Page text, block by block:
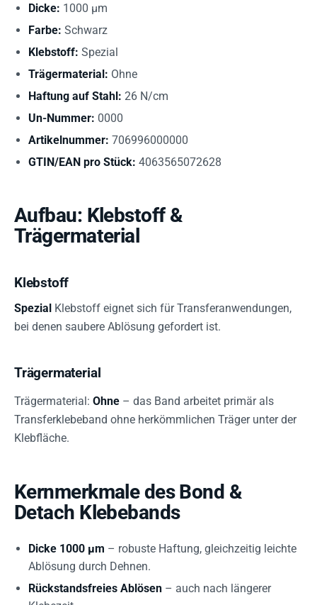
Dicke: 1000 µm
Farbe: Schwarz
Klebstoff: Spezial
Trägermaterial: Ohne
Haftung auf Stahl: 26 N/cm
Un-Nummer: 0000
Artikelnummer: 706996000000
GTIN/EAN pro Stück: 4063565072628
Aufbau: Klebstoff &
Trägermaterial
Klebstoff
Spezial Klebstoff eignet sich für Transferanwendungen,
bei denen saubere Ablösung gefordert ist.
Trägermaterial
Trägermaterial: Ohne – das Band arbeitet primär als
Transferklebeband ohne herkömmlichen Träger unter der
Klebfläche.
Kernmerkmale des Bond &
Detach Klebebands
Dicke 1000 µm – robuste Haftung, gleichzeitig leichte
Ablösung durch Dehnen.
Rückstandsfreies Ablösen – auch nach längerer